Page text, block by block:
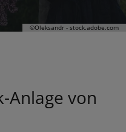
©Oleksandr - stock.adobe.com
Anlage von